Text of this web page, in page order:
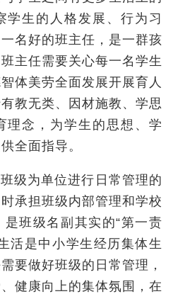
学生的人格发展、行为习
名好的班主任，是一群孩
主任需要关心每一名学生
体美劳全面发展开展育人
教无类、因材施教、学思
理念，为学生的思想、学
全面指导。
级为单位进行日常管理的
承担班级内部管理和学校
班级名副其实的“第一责
活是中小学生经历集体生
要做好班级的日常管理，
健康向上的集体氛围，在